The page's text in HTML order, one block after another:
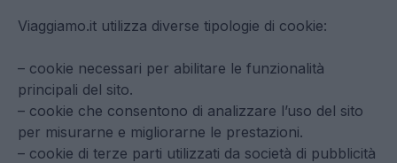
Viaggiamo.it utilizza diverse tipologie di cookie:
– cookie necessari per abilitare le funzionalità
principali del sito.
– cookie che consentono di analizzare l’uso del sito
per misurarne e migliorarne le prestazioni.
– cookie di terze parti utilizzati da società di pubblicità